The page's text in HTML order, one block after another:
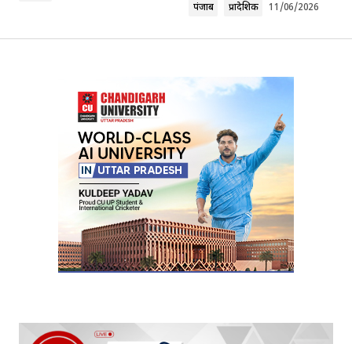
Your E-mail*
Submit Comment
पंजाब प्रादेशिक 11/06/2026